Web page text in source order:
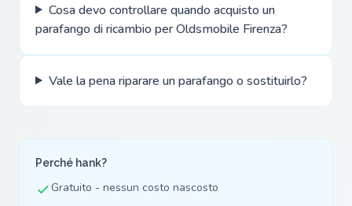
Cosa devo controllare quando acquisto un
parafango di ricambio per Oldsmobile Firenza?
Vale la pena riparare un parafango o sostituirlo?
Perché hank?
Gratuito - nessun costo nascosto